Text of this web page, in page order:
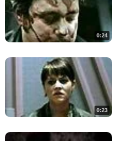
0:24
0:23